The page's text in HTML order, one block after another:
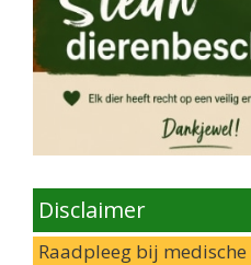
Disclaimer
Raadpleeg bij